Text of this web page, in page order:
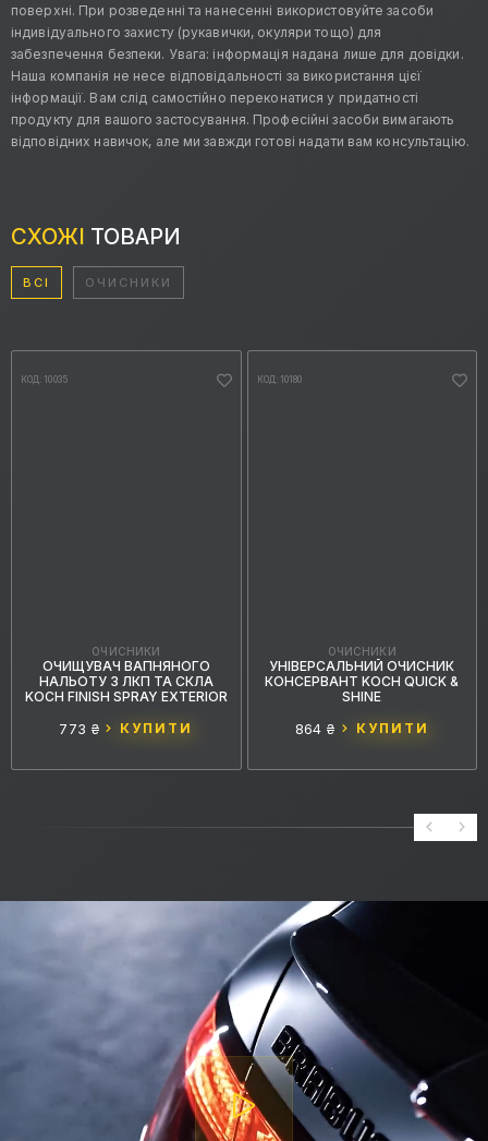
поверхні. При розведенні та нанесенні використовуйте засоби
індивідуального захисту (рукавички, окуляри тощо) для
забезпечення безпеки. Увага: інформація надана лише для довідки.
Наша компанія не несе відповідальності за використання цієї
інформації. Вам слід самостійно переконатися у придатності
продукту для вашого застосування. Професійні засоби вимагають
відповідних навичок, але ми завжди готові надати вам консультацію.
СХОЖІ ТОВАРИ
ВСІ ОЧИСНИКИ
КОД: 10035
ОЧИСНИКИ
ОЧИЩУВАЧ ВАПНЯНОГО
НАЛЬОТУ З ЛКП ТА СКЛА
KOCH FINISH SPRAY EXTERIOR
773 ₴ КУПИТИ
КОД: 10180
ОЧИСНИКИ
УНІВЕРСАЛЬНИЙ ОЧИСНИК
КОНСЕРВАНТ KOCH QUICK &
SHINE
864 ₴ КУПИТИ